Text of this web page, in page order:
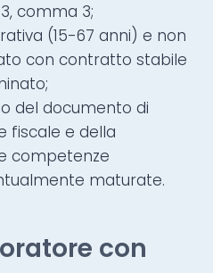
comma 3;
(15-67 anni) e non
con contratto stabile
del documento di
fiscale e della
competenze
maturate.
con